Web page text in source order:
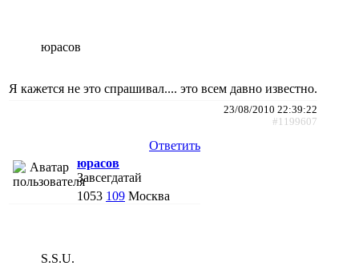
юрасов
Я кажется не это спрашивал.... это всем давно известно.
23/08/2010 22:39:22
#1199607
Ответить
юрасов
Завсегдатай
1053 109 Москва
S.S.U.